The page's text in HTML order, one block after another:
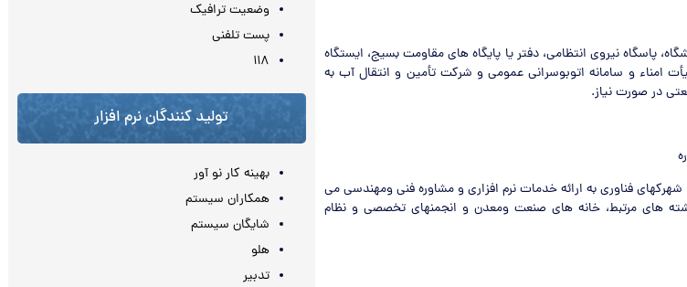
پاسگاه نیروی انتظامی، دفتر یا پایگاه های مقاومت بسیج، ایستگاه
امناء و سامانه اتوبوسرانی عمومی و شرکت تأمین و انتقال آب به
در صورت نیاز.
فناوری به ارائه خدمات نرم افزاری و مشاوره فنی ومهندسی می
های مرتبط، خانه های صنعت ومعدن و انجمنهای تخصصی و نظام
وضعیت ترافیک
پست تلفنی
۱۱۸
تولید کنندگان نرم افزار
بهینه کار نو آور
همکاران سیستم
شایگان سیستم
هلو
تدبیر